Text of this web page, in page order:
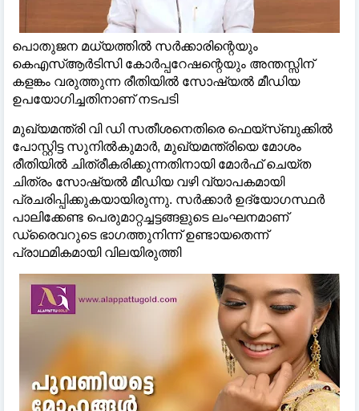
പൊതുജന മധ്യത്തിൽ സർക്കാരിന്റെയും
കെഎസ്ആർടിസി കോർപ്പറേഷന്റെയും അന്തസ്സിന്
കളങ്കം വരുത്തുന്ന രീതിയിൽ സോഷ്യൽ മീഡിയ
ഉപയോഗിച്ചതിനാണ് നടപടി
മുഖ്യമന്ത്രി വി ഡി സതീശനെതിരെ ഫെയ്സ്ബുക്കിൽ
പോസ്റ്റിട്ട സുനിൽകുമാർ, മുഖ്യമന്ത്രിയെ മോശം
രീതിയിൽ ചിത്രീകരിക്കുന്നതിനായി മോർഫ് ചെയ്ത
ചിത്രം സോഷ്യൽ മീഡിയ വഴി വ്യാപകമായി
പ്രചരിപ്പിക്കുകയായിരുന്നു. സർക്കാർ ഉദ്യോഗസ്ഥർ
പാലിക്കേണ്ട പെരുമാറ്റച്ചട്ടങ്ങളുടെ ലംഘനമാണ്
ഡ്രൈവറുടെ ഭാഗത്തുനിന്ന് ഉണ്ടായതെന്ന്
പ്രാഥമികമായി വിലയിരുത്തി